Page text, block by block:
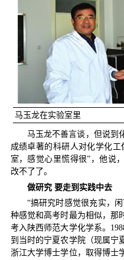
马玉龙在实验室里
马玉龙不善言谈，但说到
成绩卓著的科研人对化学化
室，感觉心里慌得很”，他说
改不了了。
做研究 要走到实践中去
“搞研究时感觉很充实，
种感觉和高考时最为相似，那
考入陕西师范大学化学系。
到当时的宁夏农学院（现属宁
浙江大学博士学位，取得博士